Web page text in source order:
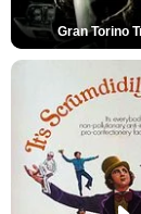
Gran Torino